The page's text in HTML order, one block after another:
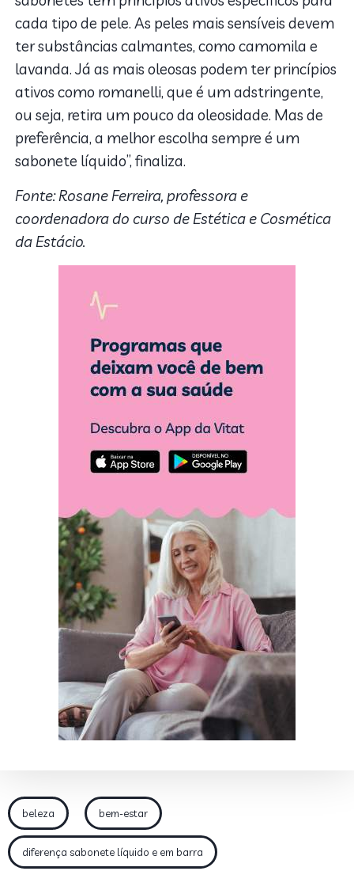
cada tipo de pele. As peles mais sensíveis devem
ter substâncias calmantes, como camomila e
lavanda. Já as mais oleosas podem ter princípios
ativos como romanelli, que é um adstringente,
ou seja, retira um pouco da oleosidade. Mas de
preferência, a melhor escolha sempre é um
sabonete líquido”, finaliza.
Fonte: Rosane Ferreira, professora e
coordenadora do curso de Estética e Cosmética
da Estácio.
beleza bem-estar
diferença sabonete líquido e em barra